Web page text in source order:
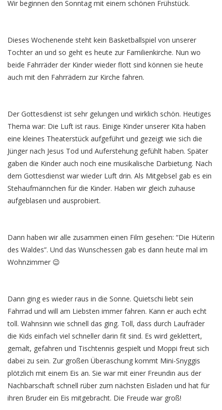
Wir beginnen den Sonntag mit einem schönen Frühstück.
Dieses Wochenende steht kein Basketballspiel von unserer
Tochter an und so geht es heute zur Familienkirche. Nun wo
beide Fahrräder der Kinder wieder flott sind können sie heute
auch mit den Fahrrädern zur Kirche fahren.
Der Gottesdienst ist sehr gelungen und wirklich schön. Heutiges
Thema war: Die Luft ist raus. Einige Kinder unserer Kita haben
eine kleines Theaterstück aufgeführt und gezeigt wie sich die
Jünger nach Jesus Tod und Auferstehung gefühlt haben. Später
gaben die Kinder auch noch eine musikalische Darbietung. Nach
dem Gottesdienst war wieder Luft drin. Als Mitgebsel gab es ein
Stehaufmännchen für die Kinder. Haben wir gleich zuhause
aufgeblasen und ausprobiert.
Dann haben wir alle zusammen einen Film gesehen: “Die Hüterin
des Waldes”. Und das Wunschessen gab es dann heute mal im
Wohnzimmer 😉
Dann ging es wieder raus in die Sonne. Quietschi liebt sein
Fahrrad und will am Liebsten immer fahren. Kann er auch echt
toll. Wahnsinn wie schnell das ging. Toll, dass durch Laufräder
die Kids einfach viel schneller darin fit sind. Es wird geklettert,
gemalt, gefahren und Tischtennis gespielt und Moppi freut sich
dabei zu sein. Zur großen Überaschung kommt Mini-Snyggis
plötzlich mit einem Eis an. Sie war mit einer Freundin aus der
Nachbarschaft schnell rüber zum nächsten Eisladen und hat für
ihren Bruder ein Eis mitgebracht. Die Freude war groß!